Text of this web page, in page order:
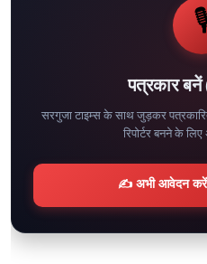
पत्रकार
सरगुजा टाइम्स के साथ जुड़कर
रिपोर्टर बनने के
✍️ अभी आवेदन